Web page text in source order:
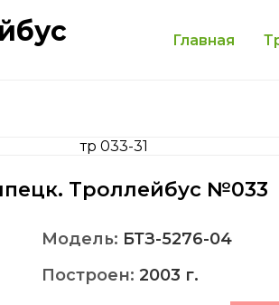
Главная
Троллейбус №033
Модель: БТЗ-5276-04
Построен: 2003 г.